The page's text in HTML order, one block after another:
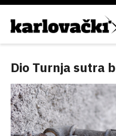
Dio Turnja sutra